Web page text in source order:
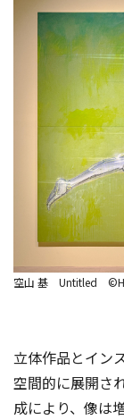
空山 基 Untitled
立体作品とイン
空間的に展開さ
成により、像は